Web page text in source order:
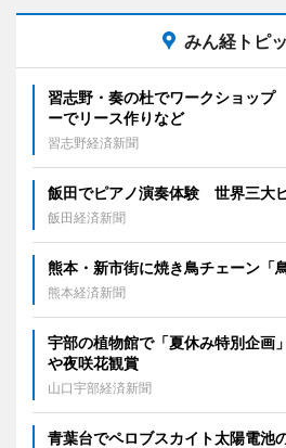
みん経トピ
習志野・奏の杜でワークショッ
ーでリース作りなど
習志野経済新聞
飯田でピアノ演奏体験 世界三大
飯田経済新聞
熊本・新市街に焼き鳥チェーン
熊本経済新聞
宇部の植物館で「夏休み特別企
や夜咲花観賞
山口宇部経済新聞
青葉台でペロブスカイト太陽電